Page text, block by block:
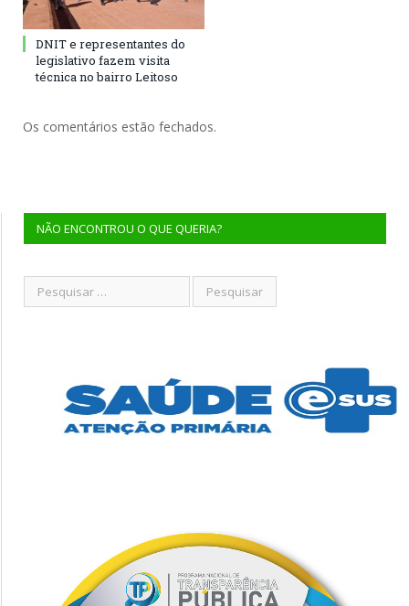
DNIT e representantes do
legislativo fazem visita
técnica no bairro Leitoso
Os comentários estão fechados.
NÃO ENCONTROU O QUE QUERIA?